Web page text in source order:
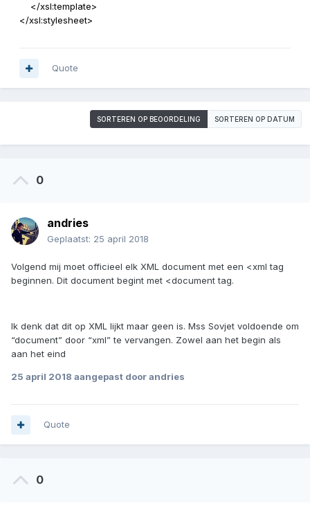
</xsl:template>
</xsl:stylesheet>
Quote
SORTEREN OP BEOORDELING SORTEREN OP DATUM
0
andries
Geplaatst: 25 april 2018
Volgend mij moet officieel elk XML document met een <xml tag
beginnen. Dit document begint met <document tag.
Ik denk dat dit op XML lijkt maar geen is. Mss Sovjet voldoende om
“document” door “xml” te vervangen. Zowel aan het begin als
aan het eind
25 april 2018 aangepast door andries
Quote
0